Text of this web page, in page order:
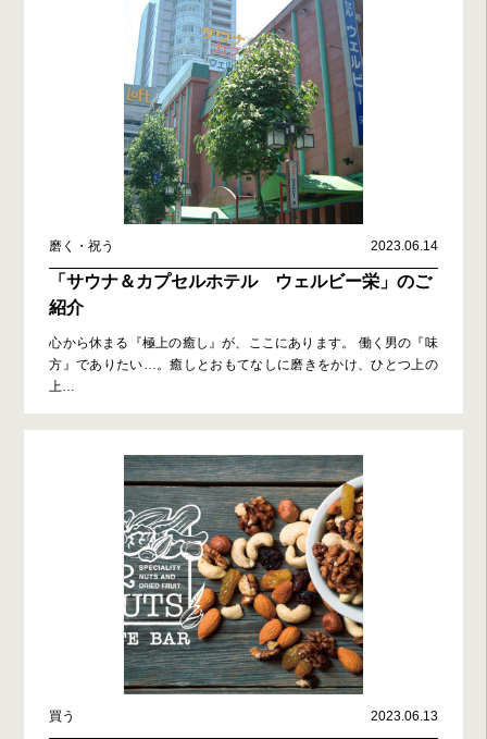
磨く・祝う 2023.06.14
「サウナ＆カプセルホテル ウェルビー栄」のご
紹介
心から休まる『極上の癒し』が、ここにあります。 働く男の『味
方』でありたい…。癒しとおもてなしに磨きをかけ、ひとつ上の
上
買う 2023.06.13